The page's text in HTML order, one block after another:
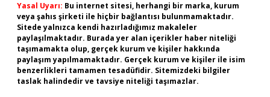
Yasal Uyarı: Bu internet sitesi, herhangi bir marka, kurum
veya şahıs şirketi ile hiçbir bağlantısı bulunmamaktadır.
Sitede yalnızca kendi hazırladığımız makaleler
paylaşılmaktadır. Burada yer alan içerikler haber niteliği
taşımamakta olup, gerçek kurum ve kişiler hakkında
paylaşım yapılmamaktadır. Gerçek kurum ve kişiler ile isim
benzerlikleri tamamen tesadüfidir. Sitemizdeki bilgiler
taslak halindedir ve tavsiye niteliği taşımazlar.